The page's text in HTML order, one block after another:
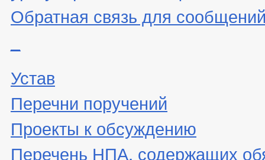
Обратная связь для
Устав
Перечни поручений
Проекты к обсуждению
Перечень НПА, содержащих